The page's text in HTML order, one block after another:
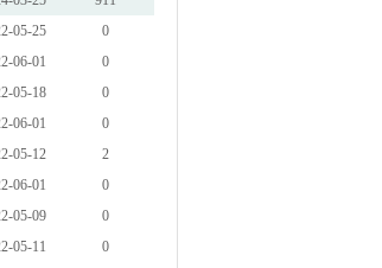
05-25
0
06-01
0
05-18
0
06-01
0
05-12
2
06-01
0
05-09
0
05-11
0